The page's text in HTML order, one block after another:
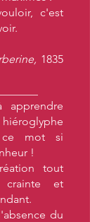
c'est
1835
ce mot si
!
tout
et
du